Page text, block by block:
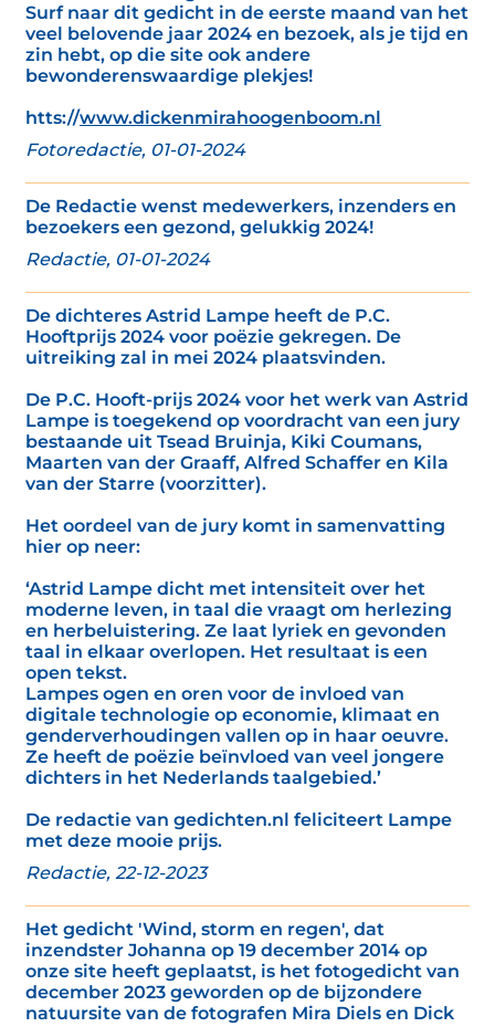
Surf naar dit gedicht in de eerste maand van het
veel belovende jaar 2024 en bezoek, als je tijd en
zin hebt, op die site ook andere
bewonderenswaardige plekjes!
htts://www.dickenmirahoogenboom.nl
Fotoredactie, 01-01-2024
De Redactie wenst medewerkers, inzenders en
bezoekers een gezond, gelukkig 2024!
Redactie, 01-01-2024
De dichteres Astrid Lampe heeft de P.C.
Hooftprijs 2024 voor poëzie gekregen. De
uitreiking zal in mei 2024 plaatsvinden.
De P.C. Hooft-prijs 2024 voor het werk van Astrid
Lampe is toegekend op voordracht van een jury
bestaande uit Tsead Bruinja, Kiki Coumans,
Maarten van der Graaff, Alfred Schaffer en Kila
van der Starre (voorzitter).
Het oordeel van de jury komt in samenvatting
hier op neer:
‘Astrid Lampe dicht met intensiteit over het
moderne leven, in taal die vraagt om herlezing
en herbeluistering. Ze laat lyriek en gevonden
taal in elkaar overlopen. Het resultaat is een
open tekst.
Lampes ogen en oren voor de invloed van
digitale technologie op economie, klimaat en
genderverhoudingen vallen op in haar oeuvre.
Ze heeft de poëzie beïnvloed van veel jongere
dichters in het Nederlands taalgebied.’
De redactie van gedichten.nl feliciteert Lampe
met deze mooie prijs.
Redactie, 22-12-2023
Het gedicht 'Wind, storm en regen', dat
inzendster Johanna op 19 december 2014 op
onze site heeft geplaatst, is het fotogedicht van
december 2023 geworden op de bijzondere
natuursite van de fotografen Mira Diels en Dick